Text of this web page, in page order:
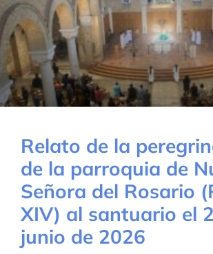
Relato de la
de la parroquia de
Señora del Rosario
XIV) al santuario el
junio de 2026